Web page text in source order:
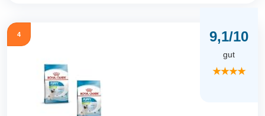
4 9,1/10
gut
★★★★